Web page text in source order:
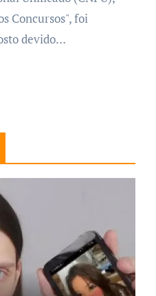
Concursos", foi
devido…